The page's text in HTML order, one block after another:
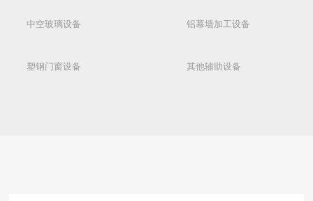
中空玻璃设备 铝幕墙加工设备
塑钢门窗设备 其他辅助设备